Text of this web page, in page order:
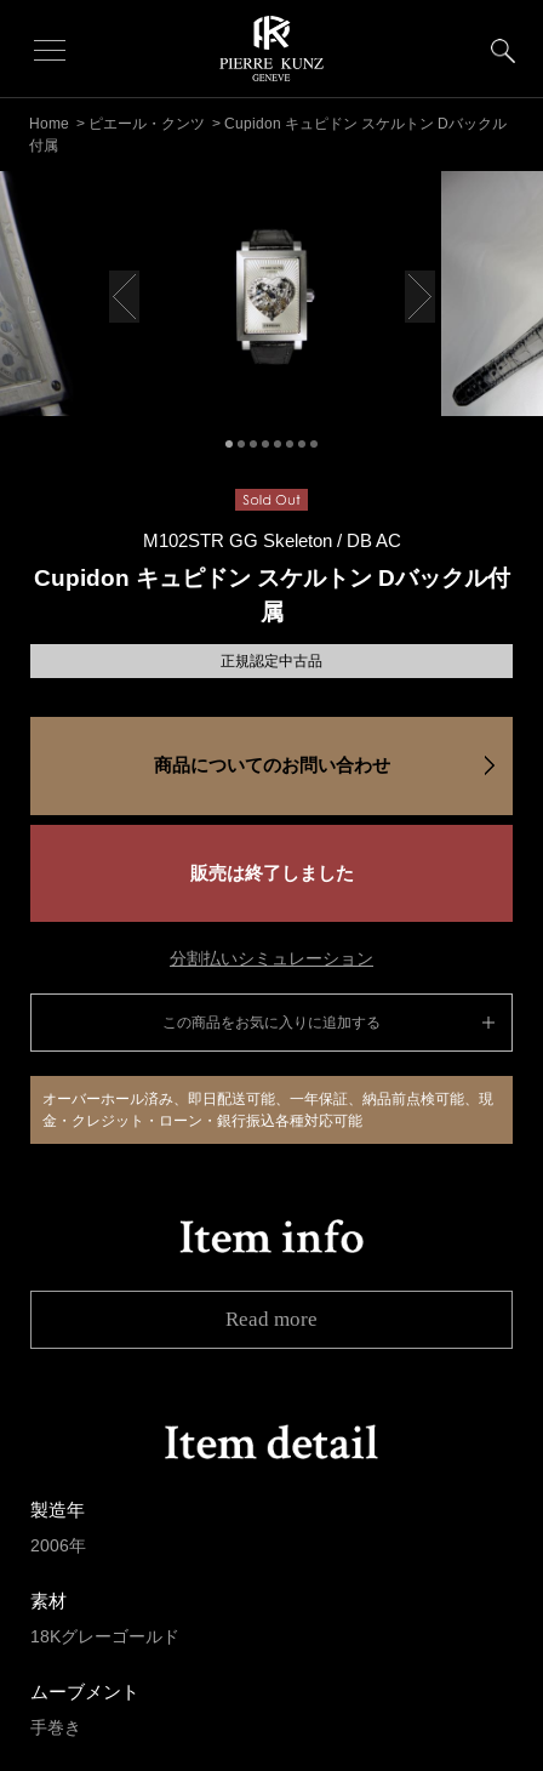
Home > ピエール・クンツ > Cupidon キュピドン スケルトン Dバックル
付属
M102STR GG Skeleton / DB AC
Cupidon キュピドン スケルトン Dバックル付
属
正規認定中古品
商品についてのお問い合わせ
販売は終了しました
分割払いシミュレーション
この商品をお気に入りに追加する
オーバーホール済み、即日配送可能、一年保証、納品前点検可能、現
金・クレジット・ローン・銀行振込各種対応可能
Read more
製造年
2006年
素材
18Kグレーゴールド
ムーブメント
手巻き